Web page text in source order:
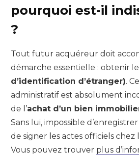
pourquoi est-il
?
Tout futur acquéreur doit
démarche essentielle : obtenir le
d’identification d’étranger).
administratif est absolument
de l’achat d’un bien
Sans lui, impossible
de signer les actes officiels chez
Vous pouvez trouver plus